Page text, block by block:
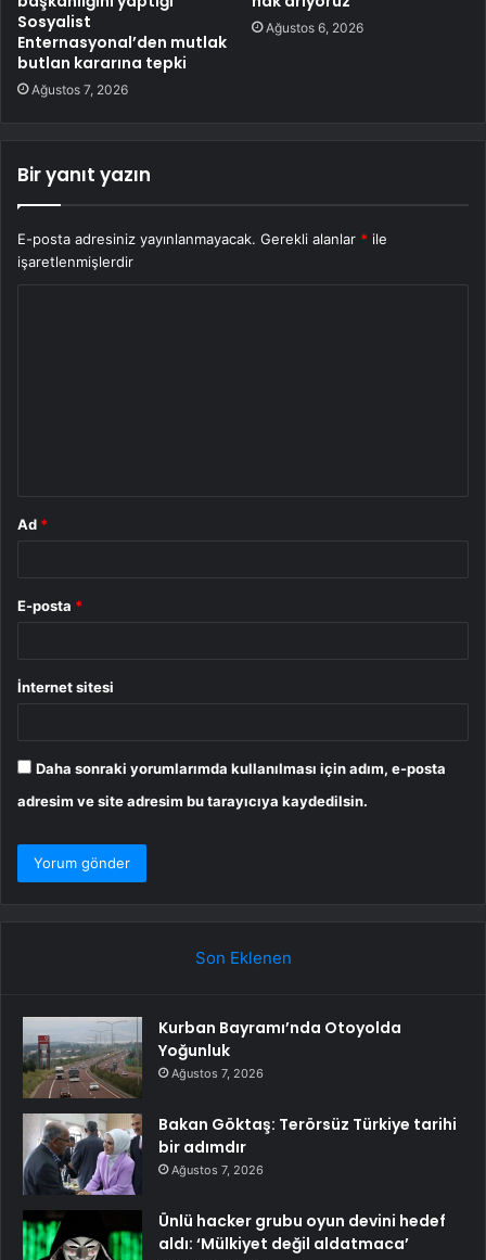
Sosyalist
Enternasyonal’den mutlak
butlan kararına tepki
Ağustos 7, 2026
Ağustos 6, 2026
Bir yanıt yazın
E-posta adresiniz yayınlanmayacak. Gerekli alanlar * ile
işaretlenmişlerdir
Ad *
E-posta *
İnternet sitesi
Daha sonraki yorumlarımda kullanılması için adım, e-posta
adresim ve site adresim bu tarayıcıya kaydedilsin.
Son Eklenen
Kurban Bayramı’nda Otoyolda
Yoğunluk
Ağustos 7, 2026
Bakan Göktaş: Terörsüz Türkiye tarihi
bir adımdır
Ağustos 7, 2026
Ünlü hacker grubu oyun devini hedef
aldı: ‘Mülkiyet değil aldatmaca’